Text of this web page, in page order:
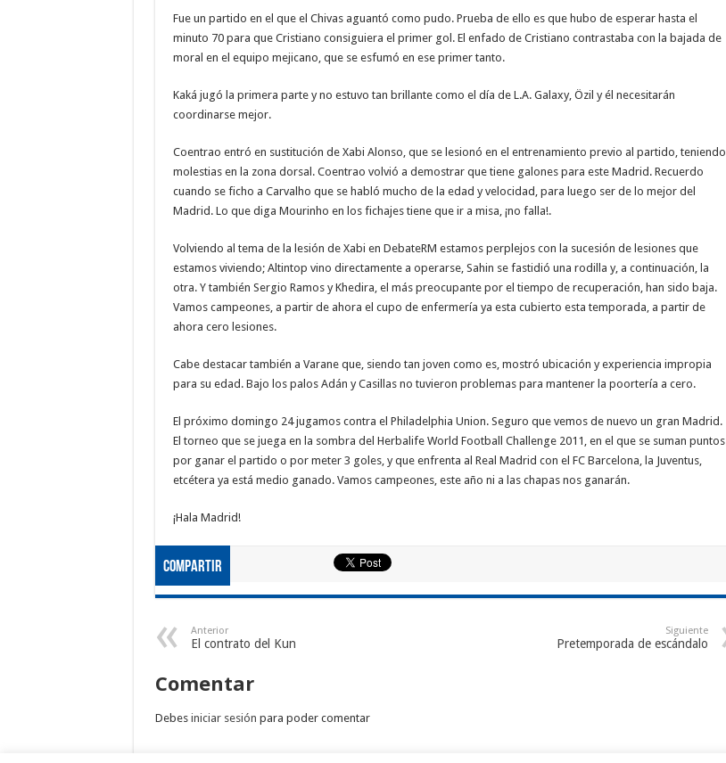
Fue un partido en el que el Chivas aguantó como pudo. Prueba de ello es que hubo de esperar hasta el
minuto 70 para que Cristiano consiguiera el primer gol. El enfado de Cristiano contrastaba con la bajada de
moral en el equipo mejicano, que se esfumó en ese primer tanto.
Kaká jugó la primera parte y no estuvo tan brillante como el día de L.A. Galaxy, Özil y él necesitarán
coordinarse mejor.
Coentrao entró en sustitución de Xabi Alonso, que se lesionó en el entrenamiento previo al partido, teniendo
molestias en la zona dorsal. Coentrao volvió a demostrar que tiene galones para este Madrid. Recuerdo
cuando se ficho a Carvalho que se habló mucho de la edad y velocidad, para luego ser de lo mejor del
Madrid. Lo que diga Mourinho en los fichajes tiene que ir a misa, ¡no falla!.
Volviendo al tema de la lesión de Xabi en DebateRM estamos perplejos con la sucesión de lesiones que
estamos viviendo; Altintop vino directamente a operarse, Sahin se fastidió una rodilla y, a continuación, la
otra. Y también Sergio Ramos y Khedira, el más preocupante por el tiempo de recuperación, han sido baja.
Vamos campeones, a partir de ahora el cupo de enfermería ya esta cubierto esta temporada, a partir de
ahora cero lesiones.
Cabe destacar también a Varane que, siendo tan joven como es, mostró ubicación y experiencia impropia
para su edad. Bajo los palos Adán y Casillas no tuvieron problemas para mantener la poortería a cero.
El próximo domingo 24 jugamos contra el Philadelphia Union. Seguro que vemos de nuevo un gran Madrid.
El torneo que se juega en la sombra del Herbalife World Football Challenge 2011, en el que se suman puntos
por ganar el partido o por meter 3 goles, y que enfrenta al Real Madrid con el FC Barcelona, la Juventus,
etcétera ya está medio ganado. Vamos campeones, este año ni a las chapas nos ganarán.
¡Hala Madrid!
Compartir
Anterior
El contrato del Kun
Siguiente
Pretemporada de escándalo
Comentar
Debes iniciar sesión para poder comentar